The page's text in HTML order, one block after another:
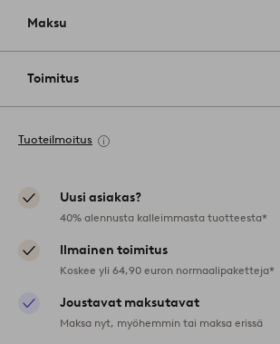
Maksu
Toimitus
Tuoteilmoitus
Uusi asiakas?
40% alennusta kalleimmasta tuotteesta*
Ilmainen toimitus
Koskee yli 64,90 euron normaalipaketteja*
Joustavat maksutavat
Maksa nyt, myöhemmin tai maksa erissä